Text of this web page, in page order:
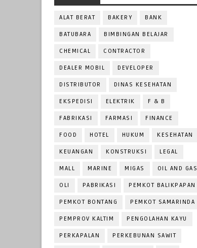
ALAT BERAT BAKERY BANK
BATUBARA BIMBINGAN BELAJAR
CHEMICAL CONTRACTOR
DEALER MOBIL DEVELOPER
DISTRIBUTOR DINAS KESEHATAN
EKSPEDISI ELEKTRIK F & B
FABRIKASI FARMASI FINANCE
FOOD HOTEL HUKUM KESEHATAN
KEUANGAN KONSTRUKSI LEGAL
MALL MARINE MIGAS OIL AND GAS
OLI PABRIKASI PEMKOT BALIKPAPAN
PEMKOT BONTANG PEMKOT SAMARINDA
PEMPROV KALTIM PENGOLAHAN KAYU
PERKAPALAN PERKEBUNAN SAWIT